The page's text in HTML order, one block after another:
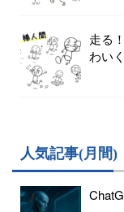
走る
わい
人気記事(月間)